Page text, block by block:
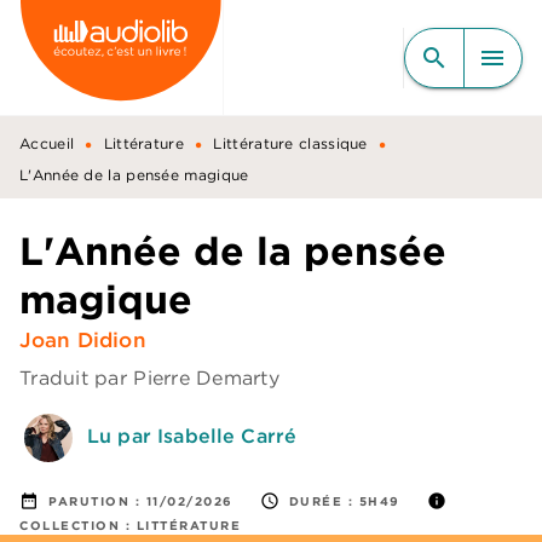
MENU RECHERCHE
CONTENU
PIED DE PAGE
search menu
Accueil • Littérature • Littérature classique •
L'Année de la pensée magique
L'Année de la pensée
magique
Joan Didion
Traduit par Pierre Demarty
Lu par Isabelle Carré
date_range PARUTION : 11/02/2026 access_time DURÉE : 5H49 info
COLLECTION : LITTÉRATURE